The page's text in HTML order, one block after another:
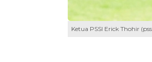
Ketua PSSI Erick Thohir